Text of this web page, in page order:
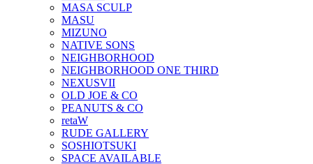
MASA SCULP
MASU
MIZUNO
NATIVE SONS
NEIGHBORHOOD
NEIGHBORHOOD ONE THIRD
NEXUSVII
OLD JOE & CO
PEANUTS & CO
retaW
RUDE GALLERY
SOSHIOTSUKI
SPACE AVAILABLE